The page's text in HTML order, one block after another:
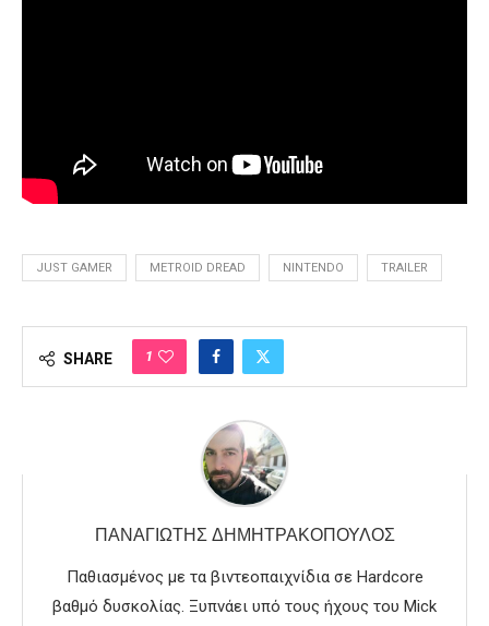
JUST GAMER METROID DREAD NINTENDO TRAILER
SHARE 1
ΠΑΝΑΓΙΏΤΗΣ ΔΗΜΗΤΡΑΚΌΠΟΥΛΟΣ
Παθιασμένος με τα βιντεοπαιχνίδια σε Hardcore
βαθμό δυσκολίας. Ξυπνάει υπό τους ήχους του Mick